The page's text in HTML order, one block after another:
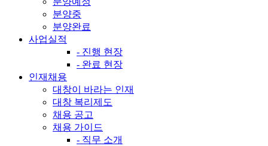
분양중
분양완료
사업실적
- 진행 현장
- 완료 현장
인재채용
대창이 바라는 인재
대창 복리제도
채용 공고
채용 가이드
- 직무 소개